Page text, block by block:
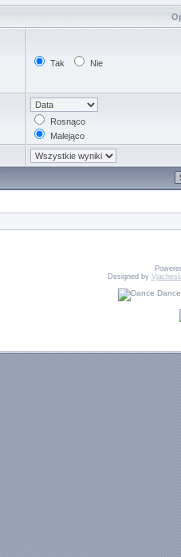
Tak Nie
Rosnąco
Malejąco
Designed by